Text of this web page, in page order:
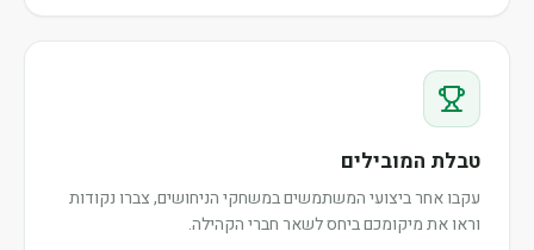
טבלת המובילים
עקבו אחר ביצועי המשתמשים במשחקי הניחושים, צברו נקודות
וראו את מיקומכם ביחס לשאר חברי הקהילה.